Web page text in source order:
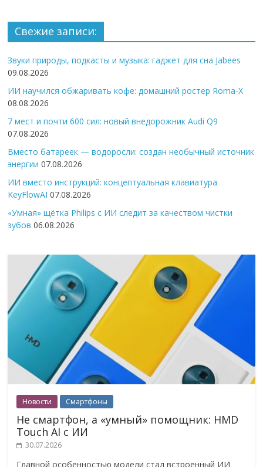
Свежие записи:
Звуки природы, подкасты и музыка: гаджет для сна Jabees
09.08.2026
ИИ научился обжаривать кофе: домашний ростер Roma-X
08.08.2026
7 мест и почти 600 сил: новый внедорожник Audi Q9
07.08.2026
Вместо батареек — водоросли: создан необычный источник
энергии 07.08.2026
ИИ вместо инструкций: концептуальная клавиатура
KeyFlowAI 07.08.2026
«Умная» щётка Philips с ИИ следит за качеством чистки
зубов 06.08.2026
Новости Смартфоны
Не смартфон, а «умный» помощник: HMD
Touch AI с ИИ
30.07.2026
Главной особенностью модели стал встроенный ИИ